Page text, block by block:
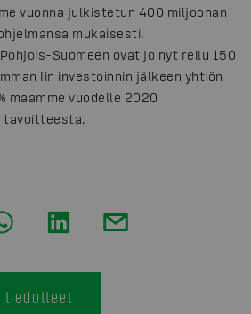
vuonna julkistetun 400 miljoonan
mukaisesti.
Suomeen ovat jo nyt reilu 150
Iin investoinnin jälkeen yhtiön
maamme vuodelle 2020
tavoitteesta.
tiedotteet